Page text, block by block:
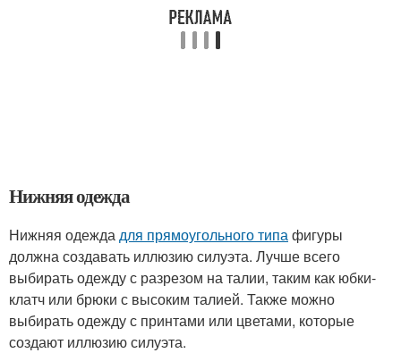
Нижняя одежда
Нижняя одеждадля прямоугольного типафигуры
должна создавать иллюзию силуэта. Лучше всего
выбирать одежду с разрезом на талии, таким как юбки-
клатч или брюки с высоким талией. Также можно
выбирать одежду с принтами или цветами, которые
создают иллюзию силуэта.